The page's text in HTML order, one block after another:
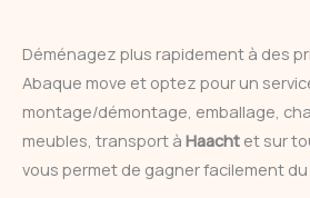
Déménagez plus rapidement à des
Abaque move et optez pour un
montage/démontage, emballage,
meubles, transport à Haacht et sur
vous permet de gagner facilement